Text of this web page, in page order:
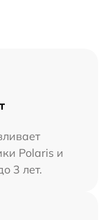
Polaris и
3 лет.